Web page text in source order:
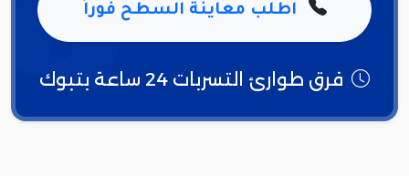
اطلب معاينة السطح فوراً
فرق طوارئ التسربات 24 ساعة بتبوك